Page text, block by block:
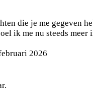
die je me gegeven
ik me nu steeds
2026